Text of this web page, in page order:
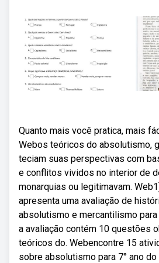
Quanto mais você pratica, mais
Webos teóricos do absolutismo,
teciam suas perspectivas com
e conflitos vividos no interior de
monarquias ou legitimavam.
apresenta uma avaliação de
absolutismo e mercantilismo
a avaliação contém 10 questões
teóricos do. Webencontre 15
sobre absolutismo para 7° ano